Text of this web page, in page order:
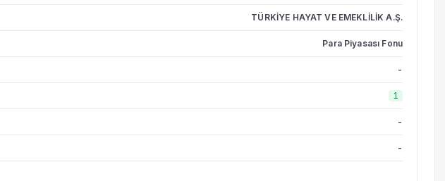
TÜRKİYE HAYAT VE EMEKLİLİK A.Ş.
Para Piyasası Fonu
-
1
-
-